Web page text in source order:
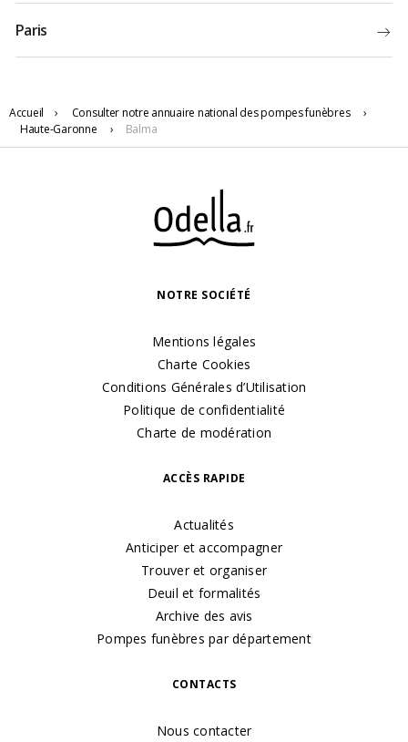
Paris
Accueil › Consulter notre annuaire national des pompes funèbres
›
Haute-Garonne
› Balma
NOTRE SOCIÉTÉ
Mentions légales
Charte Cookies
Conditions Générales d’Utilisation
Politique de confidentialité
Charte de modération
ACCÈS RAPIDE
Actualités
Anticiper et accompagner
Trouver et organiser
Deuil et formalités
Archive des avis
Pompes funèbres par département
CONTACTS
Nous contacter